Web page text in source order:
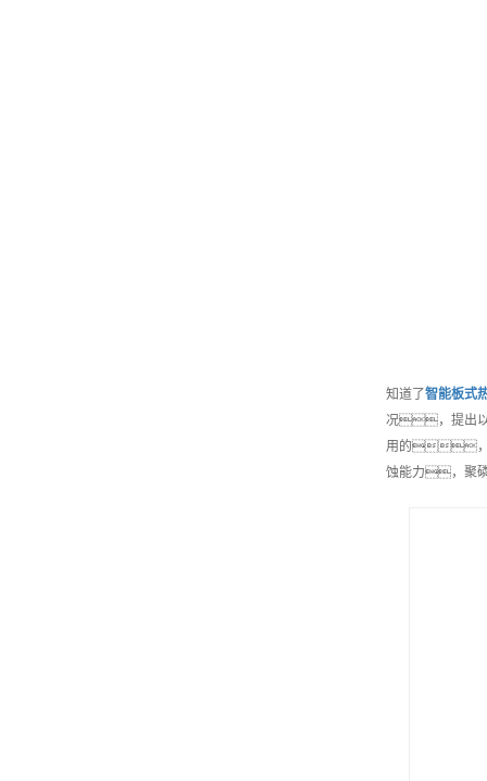
知道了智能板式
况，提出
用的，
蚀能力，聚